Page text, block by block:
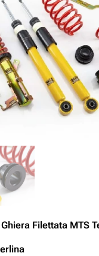
Filettata MTS